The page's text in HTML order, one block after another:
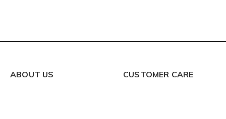
ABOUT US CUSTOMER CARE